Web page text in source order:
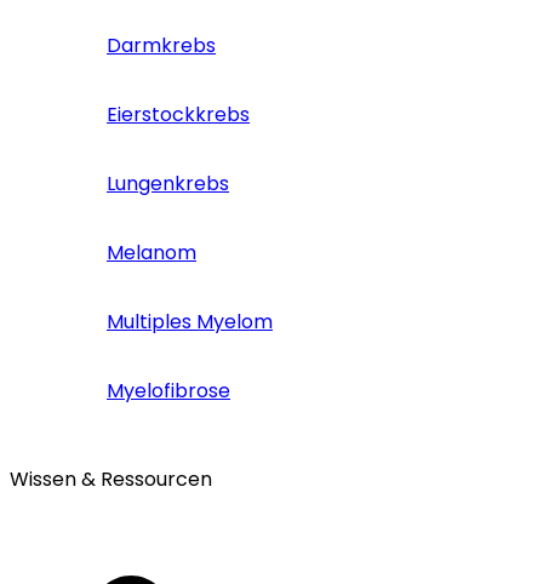
Darmkrebs
Eierstockkrebs
Lungenkrebs
Melanom
Multiples Myelom
Myelofibrose
Wissen & Ressourcen